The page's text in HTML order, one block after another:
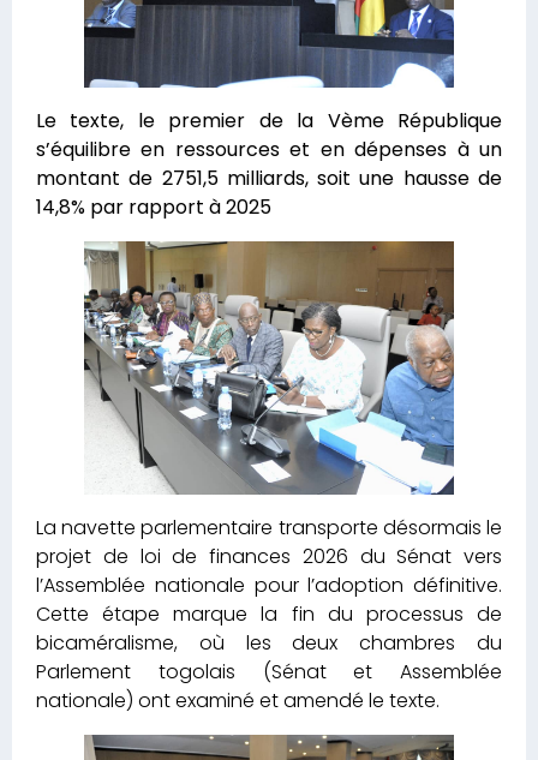
Le texte, le premier de la Vème République
s’équilibre en ressources et en dépenses à un
montant de 2751,5 milliards, soit une hausse de
14,8% par rapport à 2025
La navette parlementaire transporte désormais le
projet de loi de finances 2026 du Sénat vers
l’Assemblée nationale pour l’adoption définitive.
Cette étape marque la fin du processus de
bicaméralisme, où les deux chambres du
Parlement togolais (Sénat et Assemblée
nationale) ont examiné et amendé le texte.